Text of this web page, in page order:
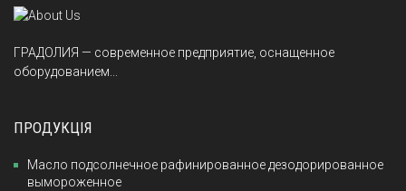
ГРАДОЛИЯ — современное предприятие, оснащенное
оборудованием...
ПРОДУКЦІЯ
Масло подсолнечное рафинированное дезодорированное
вымороженное